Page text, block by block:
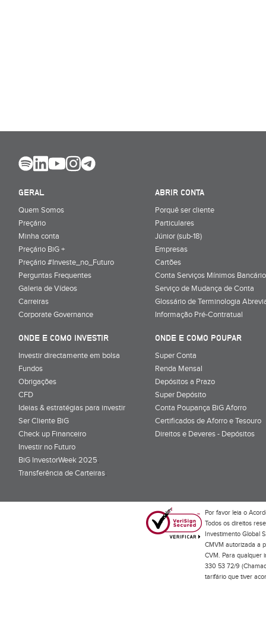
GERAL
Quem Somos
Preçário
Minha conta
Preçário BiG +
Preçário #Investe_no_Futuro
Perguntas Frequentes
Galeria de Vídeos
Carreiras
Corporate Governance
ABRIR CONTA
Porquê ser cliente
Particulares
Júnior (sub-18)
Empresas
Cartões
Conta Serviços Mínimos
Serviço de Mudança de Conta
Glossário de Terminologia
Informação Pré-Contratual
ONDE E COMO INVESTIR
Investir directamente em bolsa
Fundos
Obrigações
CFD
Ideias & estratégias para investir
Ser Cliente BiG
Check up Financeiro
Investir no Futuro
BiG InvestorWeek 2025;
Transferência de Carteiras;
ONDE E COMO POUPAR
Super Conta
Renda Mensal
Depósitos a Prazo
Super Depósito
Conta Poupança BiG Aforro
Certificados de Aforro e Tesouro
Direitos e Deveres - Depósitos
Por favor leia o
Todos os direitos
Investimento Global
CMVM autorizada a
CVM. Para qualquer
330 53 72/9
tarifário que tiver